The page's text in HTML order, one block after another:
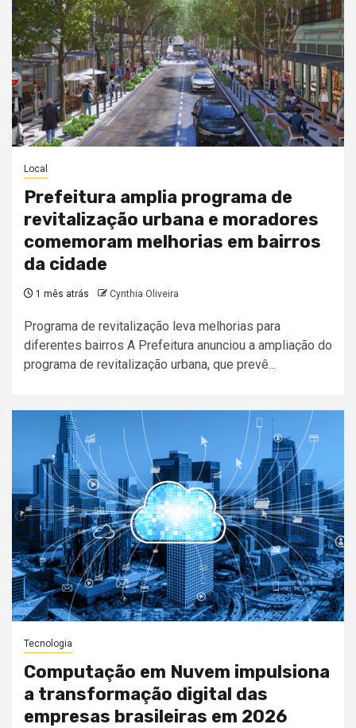
Local
Prefeitura amplia programa de
revitalização urbana e moradores
comemoram melhorias em bairros
da cidade
1 mês atrás Cynthia Oliveira
Programa de revitalização leva melhorias para
diferentes bairros A Prefeitura anunciou a ampliação do
programa de revitalização urbana, que prevê...
Tecnologia
Computação em Nuvem impulsiona
a transformação digital das
empresas brasileiras em 2026